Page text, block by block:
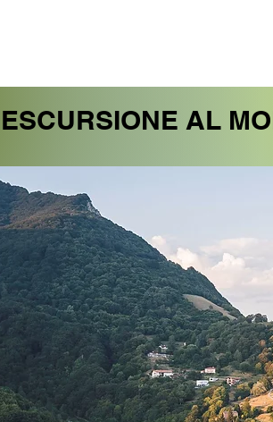
ESCURSIONE AL
ESCURSIONE AL